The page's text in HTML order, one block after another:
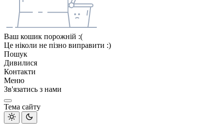
Ваш кошик порожній :(
Це ніколи не пізно виправити :)
Пошук
Дивилися
Контакти
Меню
Зв'язатись з нами
Тема сайту